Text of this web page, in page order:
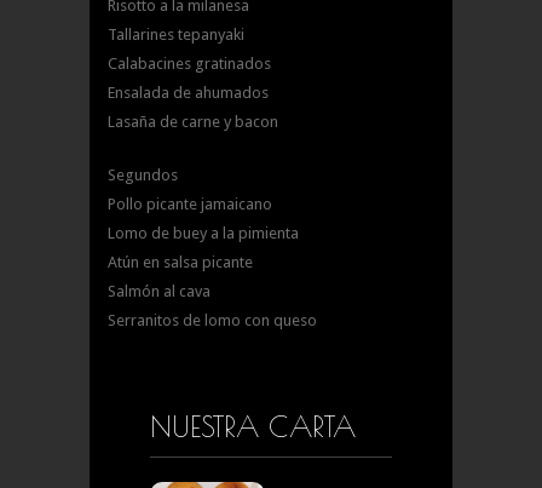
Risotto a la milanesa
Tallarines tepanyaki
Calabacines gratinados
Ensalada de ahumados
Lasaña de carne y bacon
Segundos
Pollo picante jamaicano
Lomo de buey a la pimienta
Atún en salsa picante
Salmón al cava
Serranitos de lomo con queso
NUESTRA CARTA